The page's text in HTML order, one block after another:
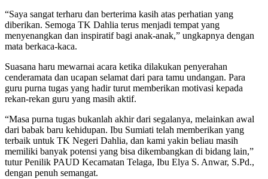
“Saya sangat terharu dan berterima kasih atas perhatian yang
diberikan. Semoga TK Dahlia terus menjadi tempat yang
menyenangkan dan inspiratif bagi anak-anak,” ungkapnya dengan
mata berkaca-kaca.
Suasana haru mewarnai acara ketika dilakukan penyerahan
cenderamata dan ucapan selamat dari para tamu undangan. Para
guru purna tugas yang hadir turut memberikan motivasi kepada
rekan-rekan guru yang masih aktif.
“Masa purna tugas bukanlah akhir dari segalanya, melainkan awal
dari babak baru kehidupan. Ibu Sumiati telah memberikan yang
terbaik untuk TK Negeri Dahlia, dan kami yakin beliau masih
memiliki banyak potensi yang bisa dikembangkan di bidang lain,”
tutur Penilik PAUD Kecamatan Telaga, Ibu Elya S. Anwar, S.Pd.,
dengan penuh semangat.